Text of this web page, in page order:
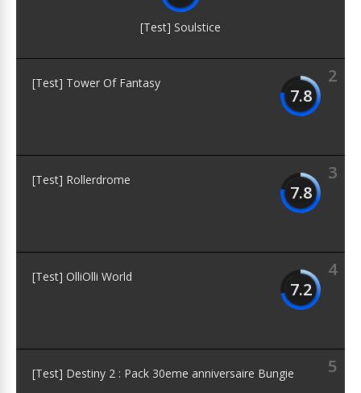
[Test] Soulstice
2
7.8
[Test] Tower Of Fantasy
3
7.8
[Test] Rollerdrome
4
7.2
[Test] OlliOlli World
5
[Test] Destiny 2 : Pack 30eme anniversaire Bungie